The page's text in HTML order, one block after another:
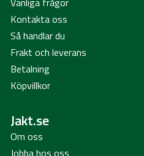
Kontakta oss
Så handlar du
Frakt och leverans
Betalning
Köpvillkor
Jakt.se
Om oss
Jobba hos oss